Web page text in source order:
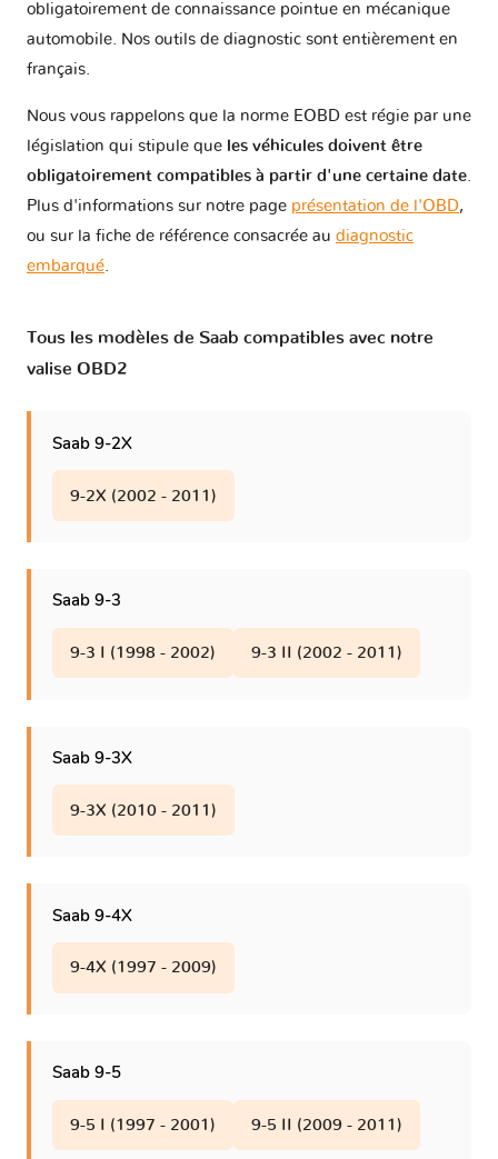
obligatoirement de connaissance pointue en mécanique
automobile. Nos outils de diagnostic sont entièrement en
français.
Nous vous rappelons que la norme EOBD est régie par une
législation qui stipule que les véhicules doivent être
obligatoirement compatibles à partir d'une certaine date.
Plus d'informations sur notre page présentation de l'OBD,
ou sur la fiche de référence consacrée au diagnostic
embarqué.
Tous les modèles de Saab compatibles avec notre
valise OBD2
Saab 9-2X
9-2X (2002 - 2011)
Saab 9-3
9-3 I (1998 - 2002) 9-3 II (2002 - 2011)
Saab 9-3X
9-3X (2010 - 2011)
Saab 9-4X
9-4X (1997 - 2009)
Saab 9-5
9-5 I (1997 - 2001) 9-5 II (2009 - 2011)